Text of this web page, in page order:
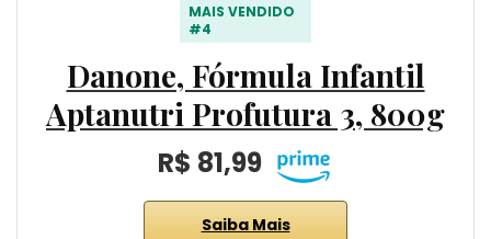
MAIS VENDIDO
#4
Danone, Fórmula Infantil
Aptanutri Profutura 3, 800g
R$ 81,99
Saiba Mais